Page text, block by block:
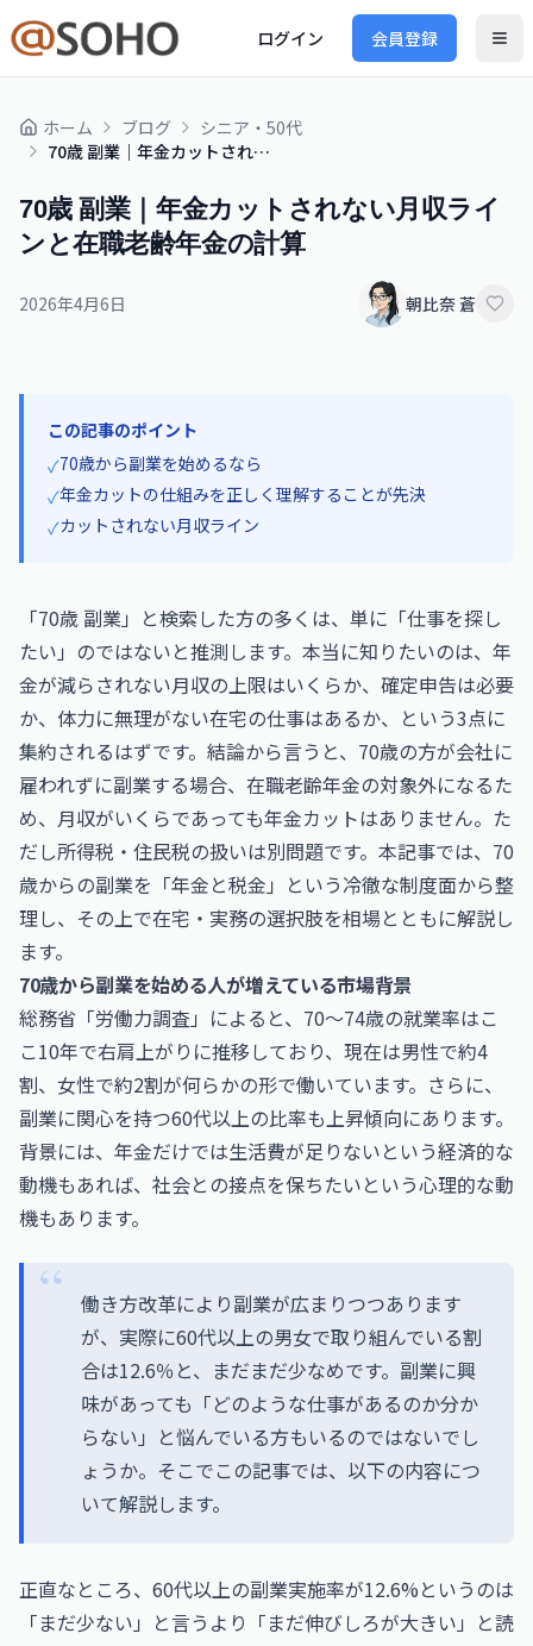
ログイン 会員登録
ホーム ブログ
シニア・50代
70歳 副業｜年金カットされない月収ラインと在職老齢年金の計算
70歳 副業｜年金カットされない月収ライ
ンと在職老齢年金の計算
2026年4月6日 朝比奈 蒼
この記事のポイント
✓70歳から副業を始めるなら
✓年金カットの仕組みを正しく理解することが先決
✓カットされない月収ライン
「70歳 副業」と検索した方の多くは、単に「仕事を探し
たい」のではないと推測します。本当に知りたいのは、年
金が減らされない月収の上限はいくらか、確定申告は必要
か、体力に無理がない在宅の仕事はあるか、という3点に
集約されるはずです。結論から言うと、70歳の方が会社に
雇われずに副業する場合、在職老齢年金の対象外になるた
め、月収がいくらであっても年金カットはありません。た
だし所得税・住民税の扱いは別問題です。本記事では、70
歳からの副業を「年金と税金」という冷徹な制度面から整
理し、その上で在宅・実務の選択肢を相場とともに解説し
ます。
70歳から副業を始める人が増えている市場背景
総務省「労働力調査」によると、70〜74歳の就業率はこ
こ10年で右肩上がりに推移しており、現在は男性で約4
割、女性で約2割が何らかの形で働いています。さらに、
副業に関心を持つ60代以上の比率も上昇傾向にあります。
背景には、年金だけでは生活費が足りないという経済的な
動機もあれば、社会との接点を保ちたいという心理的な動
機もあります。
働き方改革により副業が広まりつつあります
が、実際に60代以上の男女で取り組んでいる割
合は12.6％と、まだまだ少なめです。副業に興
味があっても「どのような仕事があるのか分か
らない」と悩んでいる方もいるのではないでし
ょうか。そこでこの記事では、以下の内容につ
いて解説します。
正直なところ、60代以上の副業実施率が12.6%というのは
「まだ少ない」と言うより「まだ伸びしろが大きい」と読